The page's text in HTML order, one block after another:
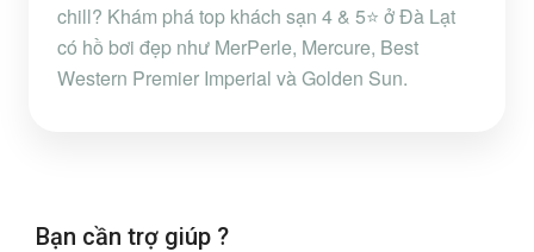
chill? Khám phá top khách sạn 4 & 5⭐ ở Đà Lạt
có hồ bơi đẹp như MerPerle, Mercure, Best
Western Premier Imperial và Golden Sun.
Bạn cần trợ giúp ?